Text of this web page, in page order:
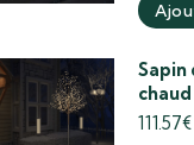
Sapin
111.57€